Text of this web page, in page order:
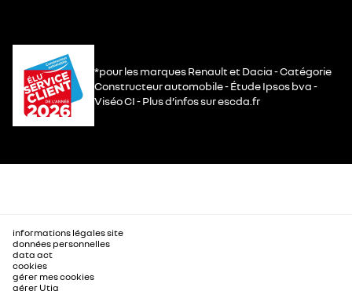
*pour les marques Renault et Dacia - Catégorie
Constructeur automobile - Étude Ipsos bva -
Viséo CI - Plus d’infos sur escda.fr
informations légales site
données personnelles
data act
cookies
gérer mes cookies
gérer Utiq